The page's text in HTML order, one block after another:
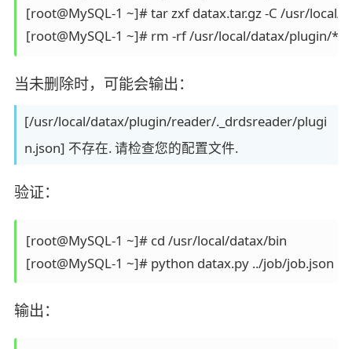
[root@MySQL-1 ~]# tar zxf datax.tar.gz -C /usr/local/
当未删除时，可能会输出：
[/usr/local/datax/plugin/reader/._drdsreader/plugi
n.json] 不存在. 请检查您的配置文件.
验证：
[root@MySQL-1 ~]# cd /usr/local/datax/bin
输出：